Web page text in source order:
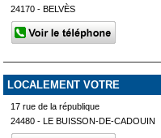
24170 - BELVÈS
LOCALEMENT VOTRE
17 rue de la république
24480 - LE BUISSON-DE-CADOUIN